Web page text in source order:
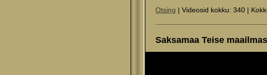
Otsing | Videosid kokku: 340 |
Saksamaa Teise